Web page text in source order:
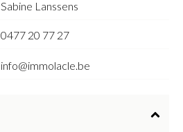
Sabine Lanssens
0477 20 77 27
info@immolacle.be